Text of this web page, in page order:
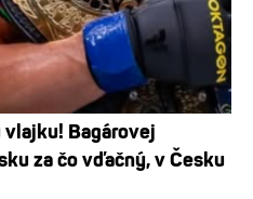
Bagárovej
za čo vďačný, v Česku